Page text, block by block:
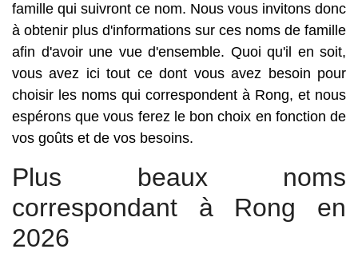
famille qui suivront ce nom. Nous vous invitons donc
à obtenir plus d'informations sur ces noms de famille
afin d'avoir une vue d'ensemble. Quoi qu'il en soit,
vous avez ici tout ce dont vous avez besoin pour
choisir les noms qui correspondent à Rong, et nous
espérons que vous ferez le bon choix en fonction de
vos goûts et de vos besoins.
Plus beaux noms
correspondant à Rong en
2026